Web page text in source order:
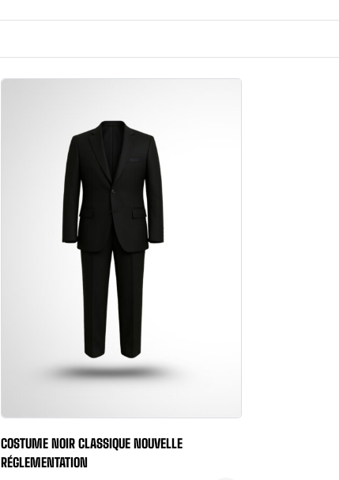
COSTUME NOIR CLASSIQUE NOUVELLE
RÉGLEMENTATION